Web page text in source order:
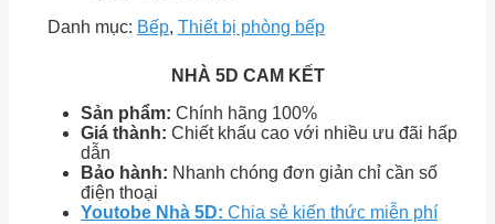
Danh mục: Bếp, Thiết bị phòng bếp
NHÀ 5D CAM KẾT
Sản phẩm: Chính hãng 100%
Giá thành: Chiết khấu cao với nhiều ưu đãi hấp
dẫn
Bảo hành: Nhanh chóng đơn giản chỉ cần số
điện thoại
Youtobe Nhà 5D: Chia sẻ kiến thức miễn phí